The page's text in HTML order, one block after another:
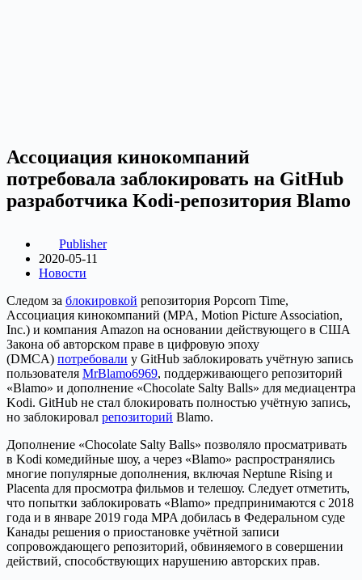
Ассоциация кинокомпаний
потребовала заблокировать на GitHub
разработчика Kodi-репозитория Blamo
Publisher
2020-05-11
Новости
Следом за блокировкой репозитория Popcorn Time,
Ассоциация кинокомпаний (MPA, Motion Picture Association,
Inc.) и компания Amazon на основании действующего в США
Закона об авторском праве в цифровую эпоху
(DMCA) потребовали у GitHub заблокировать учётную запись
пользователя MrBlamo6969, поддерживающего репозиторий
«Blamo» и дополнение «Chocolate Salty Balls» для медиацентра
Kodi. GitHub не стал блокировать полностью учётную запись,
но заблокировал репозиторий Blamo.
Дополнение «Chocolate Salty Balls» позволяло просматривать
в Kodi комедийные шоу, а через «Blamo» распространялись
многие популярные дополнения, включая Neptune Rising и
Placenta для просмотра фильмов и телешоу. Следует отметить,
что попытки заблокировать «Blamo» предпринимаются с 2018
года и в январе 2019 года MPA добилась в Федеральном суде
Канады решения о приостановке учётной записи
сопровождающего репозиторий, обвиняемого в совершении
действий, способствующих нарушению авторских прав.